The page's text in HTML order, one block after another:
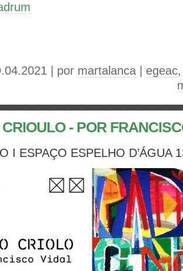
| por martalanca egeac
- POR
I ESPAÇO ESPELHO D’ÁGUA